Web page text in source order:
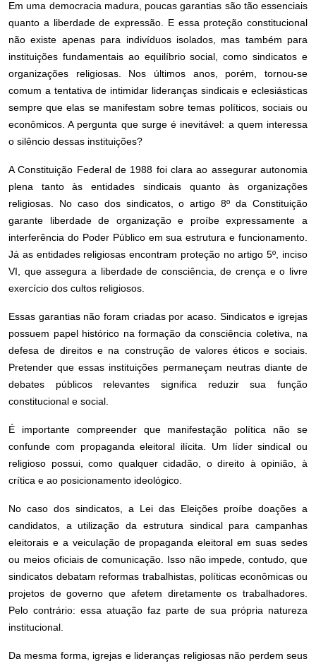
Em uma democracia madura, poucas garantias são tão essenciais
quanto a liberdade de expressão. E essa proteção constitucional
não existe apenas para indivíduos isolados, mas também para
instituições fundamentais ao equilíbrio social, como sindicatos e
organizações religiosas. Nos últimos anos, porém, tornou-se
comum a tentativa de intimidar lideranças sindicais e eclesiásticas
sempre que elas se manifestam sobre temas políticos, sociais ou
econômicos. A pergunta que surge é inevitável: a quem interessa
o silêncio dessas instituições?
A Constituição Federal de 1988 foi clara ao assegurar autonomia
plena tanto às entidades sindicais quanto às organizações
religiosas. No caso dos sindicatos, o artigo 8º da Constituição
garante liberdade de organização e proíbe expressamente a
interferência do Poder Público em sua estrutura e funcionamento.
Já as entidades religiosas encontram proteção no artigo 5º, inciso
VI, que assegura a liberdade de consciência, de crença e o livre
exercício dos cultos religiosos.
Essas garantias não foram criadas por acaso. Sindicatos e igrejas
possuem papel histórico na formação da consciência coletiva, na
defesa de direitos e na construção de valores éticos e sociais.
Pretender que essas instituições permaneçam neutras diante de
debates públicos relevantes significa reduzir sua função
constitucional e social.
É importante compreender que manifestação política não se
confunde com propaganda eleitoral ilícita. Um líder sindical ou
religioso possui, como qualquer cidadão, o direito à opinião, à
crítica e ao posicionamento ideológico.
No caso dos sindicatos, a Lei das Eleições proíbe doações a
candidatos, a utilização da estrutura sindical para campanhas
eleitorais e a veiculação de propaganda eleitoral em suas sedes
ou meios oficiais de comunicação. Isso não impede, contudo, que
sindicatos debatam reformas trabalhistas, políticas econômicas ou
projetos de governo que afetem diretamente os trabalhadores.
Pelo contrário: essa atuação faz parte de sua própria natureza
institucional.
Da mesma forma, igrejas e lideranças religiosas não perdem seus